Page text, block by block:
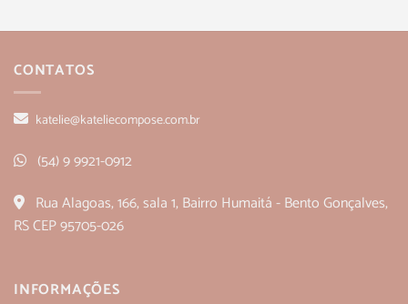
CONTATOS
katelie@kateliecompose.com.br
(54) 9 9921-0912
Rua Alagoas, 166, sala 1, Bairro Humaitá - Bento Gonçalves,
RS CEP 95705-026
INFORMAÇÕES